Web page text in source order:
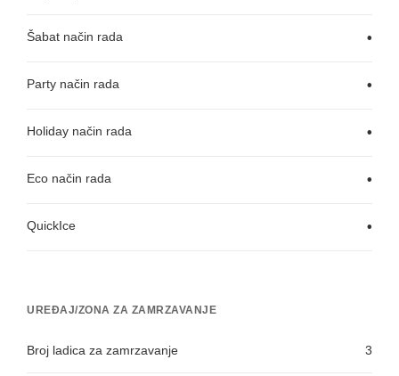
Šabat način rada •
Party način rada •
Holiday način rada •
Eco način rada •
QuickIce •
UREĐAJ/ZONA ZA ZAMRZAVANJE
Broj ladica za zamrzavanje 3